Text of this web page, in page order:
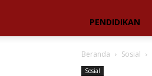
PENDIDIKAN
Beranda Sosial
Sosial